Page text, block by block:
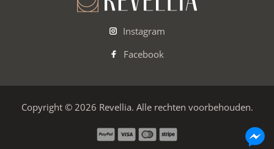
Instagram
Facebook
Copyright © 2026 Revellia. Alle rechten voorbehouden.